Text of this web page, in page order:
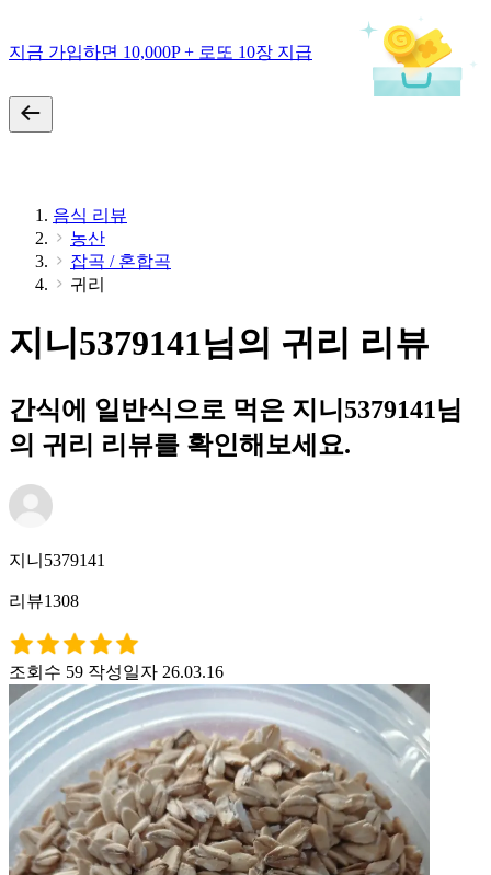
지금 가입하면 10,000P + 로또 10장 지급
음식 리뷰
농산
잡곡 / 혼합곡
귀리
지니5379141님의 귀리 리뷰
간식에 일반식으로 먹은 지니5379141님
의 귀리 리뷰를 확인해보세요.
지니5379141
리뷰1308
조회수 59 작성일자 26.03.16